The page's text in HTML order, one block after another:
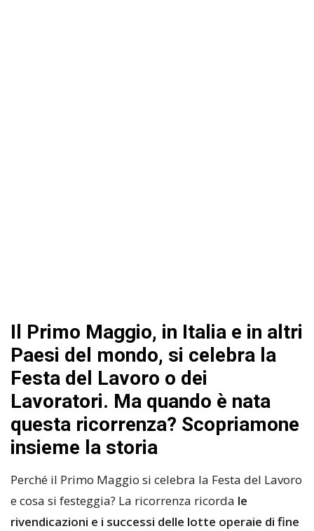
Il Primo Maggio, in Italia e in altri
Paesi del mondo, si celebra la
Festa del Lavoro o dei
Lavoratori. Ma quando è nata
questa ricorrenza? Scopriamone
insieme la storia
Perché il Primo Maggio si celebra la Festa del Lavoro
e cosa si festeggia? La ricorrenza ricorda le
rivendicazioni e i successi delle lotte operaie di fine